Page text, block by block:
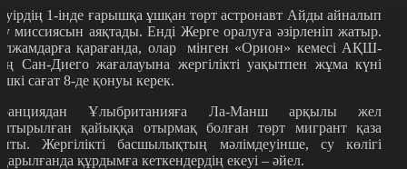
1-інде ғарышқа ұшқан төрт астронавт Айды айналып
миссиясын аяқтады. Енді Жерге оралуға әзірленіп жатыр.
қарағанда, олар мінген «Орион» кемесі АҚШ-
Сан-Диего жағалауына жергілікті уақытпен жұма күні
сағат 8-де қонуы керек.
Ұлыбританияға Ла-Манш арқылы жел
қайыққа отырмақ болған төрт мигрант қаза
Жергілікті басшылықтың мәлімдеуінше, су көлігі
құрдымға кеткендердің екеуі – әйел.